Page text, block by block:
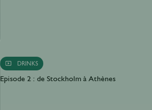
DRINKS
Episode 2 : de Stockholm à Athènes